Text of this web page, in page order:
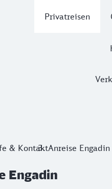
Privatreisen
& KontaktAnreise Engadin
Engadin